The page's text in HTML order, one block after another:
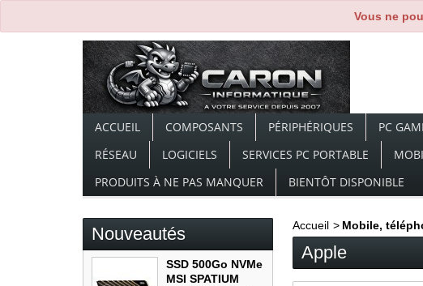
Vous ne
ACCUEIL COMPOSANTS PÉRIPHÉRIQUES PC
RÉSEAU
LOGICIELS SERVICES PC PORTABLE
PRODUITS À NE PAS MANQUER
BIENTÔT DISPONIBLE
Nouveautés
SSD 500Go NVMe
MSI SPATIUM
Accueil > Mobile,
Apple